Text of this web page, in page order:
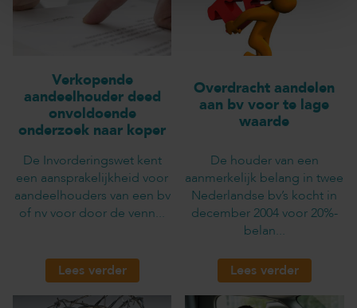
Verkopende
aandeelhouder deed
onvoldoende
onderzoek naar koper
De Invorderingswet kent
een aansprakelijkheid voor
aandeelhouders van een bv
of nv voor door de venn...
Lees verder
Overdracht aandelen
aan bv voor te lage
waarde
De houder van een
aanmerkelijk belang in twee
Nederlandse bv’s kocht in
december 2004 voor 20%-
belan...
Lees verder